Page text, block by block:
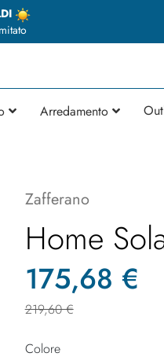
Arredamento
Zafferano
Home
175,68 €
219,60 €
Colore